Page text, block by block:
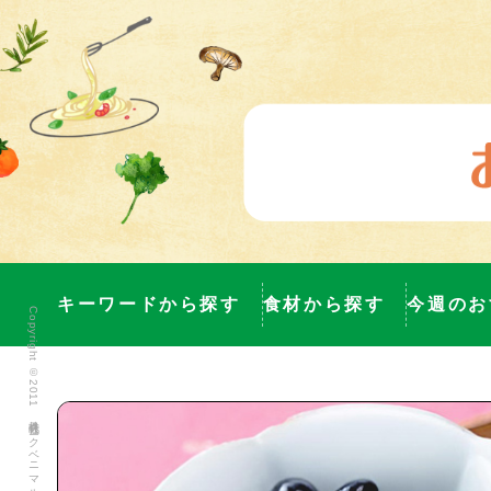
キーワードから探す 食材から探す 今週の